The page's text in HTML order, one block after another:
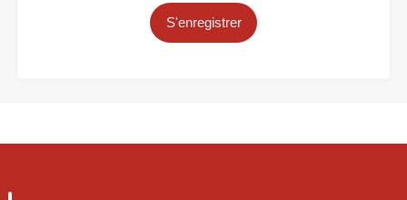
S'enregistrer